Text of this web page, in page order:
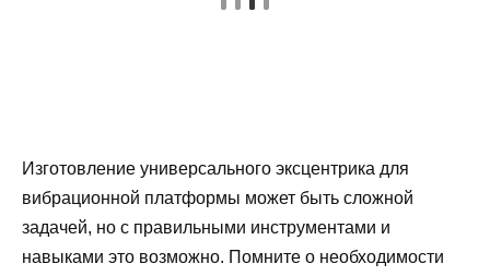
Изготовление универсального эксцентрика для
вибрационной платформы может быть сложной
задачей, но с правильными инструментами и
навыками это возможно. Помните о необходимости